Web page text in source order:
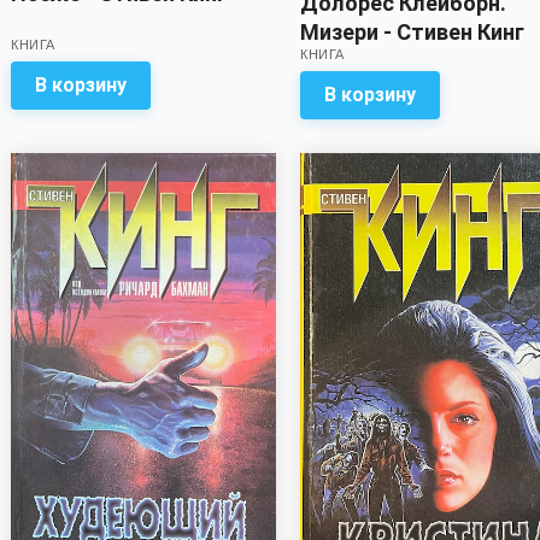
КНИГА
В корзину
Мизери - Стивен Кинг
КНИГА
В корзину